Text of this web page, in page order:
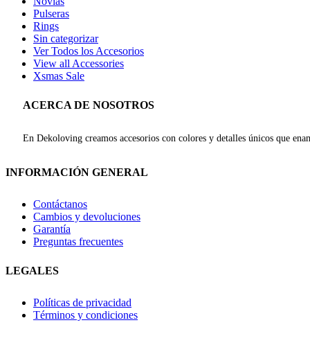
Pulseras
Rings
Sin categorizar
Ver Todos los Accesorios
View all Accessories
Xsmas Sale
ACERCA DE NOSOTROS
En Dekoloving creamos accesorios con colores y detalles únicos que
INFORMACIÓN GENERAL
Contáctanos
Cambios y devoluciones
Garantía
Preguntas frecuentes
LEGALES
Políticas de privacidad
Términos y condiciones